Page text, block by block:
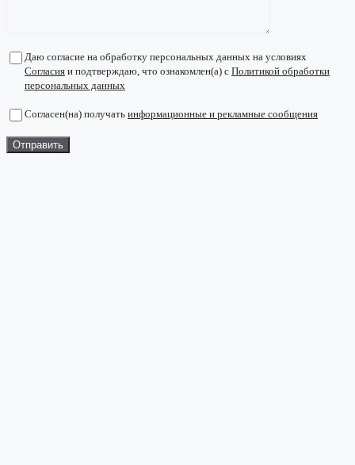
Даю согласие на обработку персональных данных на условиях
Согласия и подтверждаю, что ознакомлен(а) с Политикой обработки
персональных данных
Согласен(на) получать информационные и рекламные сообщения